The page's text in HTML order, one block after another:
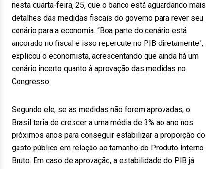
nesta quarta-feira, 25, que o banco está aguardando mais
detalhes das medidas fiscais do governo para rever seu
cenário para a economia. “Boa parte do cenário está
ancorado no fiscal e isso repercute no PIB diretamente”,
explicou o economista, acrescentando que ainda há um
cenário incerto quanto à aprovação das medidas no
Congresso.
Segundo ele, se as medidas não forem aprovadas, o
Brasil teria de crescer a uma média de 3% ao ano nos
próximos anos para conseguir estabilizar a proporção do
gasto público em relação ao tamanho do Produto Interno
Bruto. Em caso de aprovação, a estabilidade do PIB já